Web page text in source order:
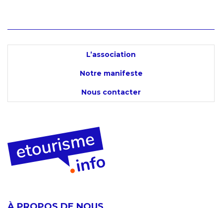
L’association
Notre manifeste
Nous contacter